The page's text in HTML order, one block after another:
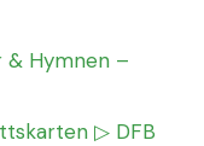
& Hymnen –
▷ DFB